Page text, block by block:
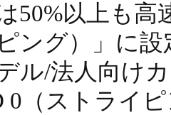
50%以上も
ング）」に
ル/法人向け
0（ストライ